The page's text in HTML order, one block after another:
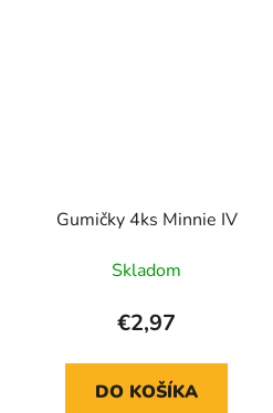
Gumičky 4ks Minnie IV
Skladom
€2,97
DO KOŠÍKA